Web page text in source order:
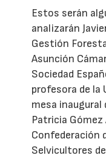
Estos serán
analizarán
Gestión
Asunción
Sociedad
profesora de la
mesa inaugural
Patricia Gómez
Confederación
Selvicultores de